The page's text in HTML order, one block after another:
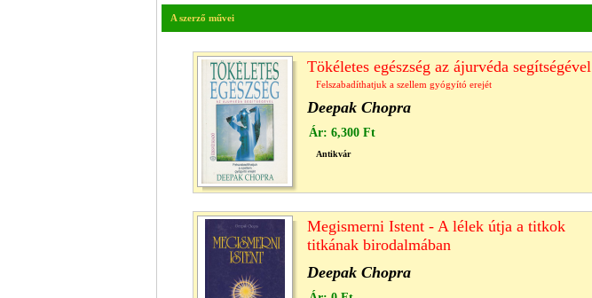
A szerző művei
Tökéletes egészség az ájurvéda segítségével
Felszabadíthatjuk a szellem gyógyító erejét
Deepak Chopra
Ár: 6,300 Ft
Antikvár
Megismerni Istent - A lélek útja a titkok
titkának birodalmában
Deepak Chopra